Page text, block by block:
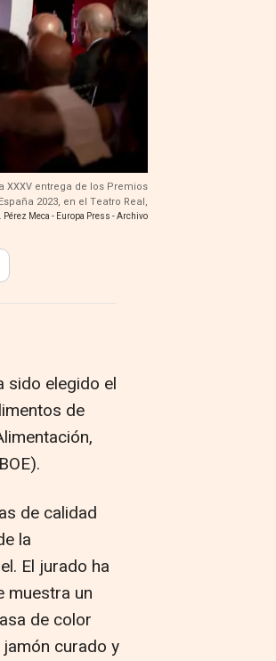
entrega de los Premios
2023, en el Teatro Real,
Pérez Meca - Europa Press - Archivo
sido elegido el
de
de calidad
la
El jurado ha
muestra un
de color
curado y